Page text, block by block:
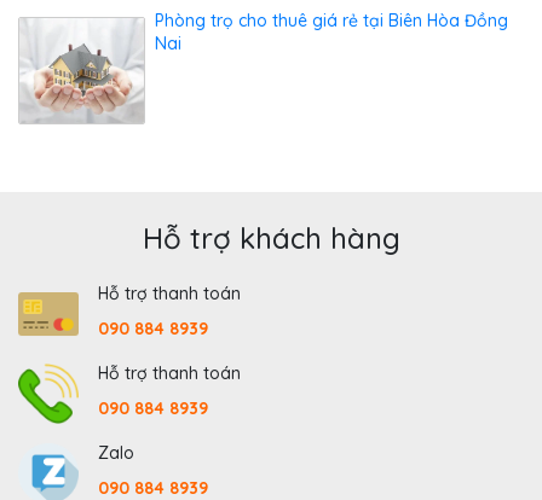
Phòng trọ cho thuê giá rẻ tại Biên Hòa Đồng
Nai
Hỗ trợ khách hàng
Hỗ trợ thanh toán
090 884 8939
Hỗ trợ thanh toán
090 884 8939
Zalo
090 884 8939